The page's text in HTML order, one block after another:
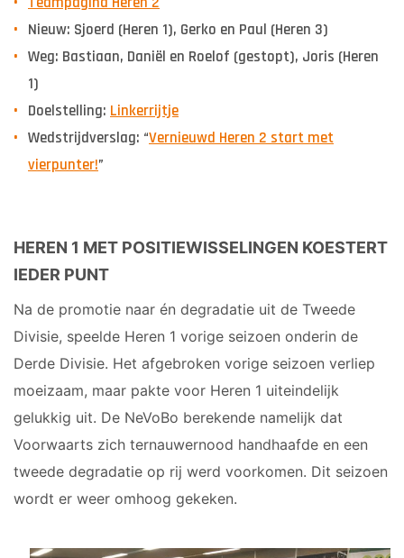
Nieuw: Sjoerd (Heren 1), Gerko en Paul (Heren 3)
Weg: Bastiaan, Daniël en Roelof (gestopt), Joris (Heren
1)
Doelstelling: Linkerrijtje
Wedstrijdverslag: “Vernieuwd Heren 2 start met
vierpunter!”
HEREN 1 MET POSITIEWISSELINGEN KOESTERT
IEDER PUNT
Na de promotie naar én degradatie uit de Tweede
Divisie, speelde Heren 1 vorige seizoen onderin de
Derde Divisie. Het afgebroken vorige seizoen verliep
moeizaam, maar pakte voor Heren 1 uiteindelijk
gelukkig uit. De NeVoBo berekende namelijk dat
Voorwaarts zich ternauwernood handhaafde en een
tweede degradatie op rij werd voorkomen. Dit seizoen
wordt er weer omhoog gekeken.